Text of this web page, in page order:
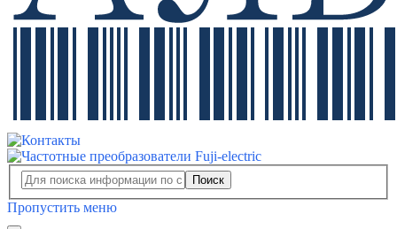
Поиск
Пропустить меню